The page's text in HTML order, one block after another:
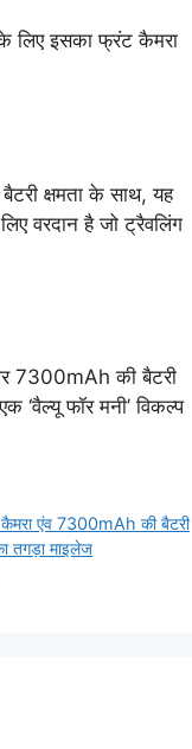
लिए इसका फ्रंट कैमरा
क्षमता के साथ, यह
वरदान है जो ट्रैवलिंग
7300mAh की बैटरी
फॉर मनी’ विकल्प
एंव 7300mAh की बैटरी
तगड़ा माइलेज